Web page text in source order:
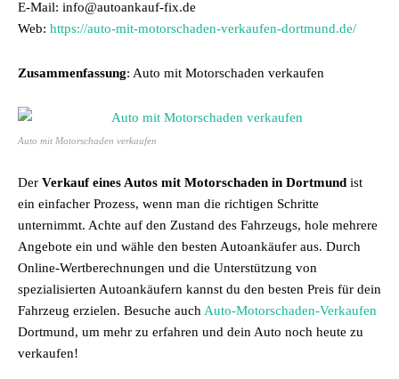
E-Mail: info@autoankauf-fix.de
Web: https://auto-mit-motorschaden-verkaufen-dortmund.de/
Zusammenfassung: Auto mit Motorschaden verkaufen
Auto mit Motorschaden verkaufen
Der Verkauf eines Autos mit Motorschaden in Dortmund ist
ein einfacher Prozess, wenn man die richtigen Schritte
unternimmt. Achte auf den Zustand des Fahrzeugs, hole mehrere
Angebote ein und wähle den besten Autoankäufer aus. Durch
Online-Wertberechnungen und die Unterstützung von
spezialisierten Autoankäufern kannst du den besten Preis für dein
Fahrzeug erzielen. Besuche auch Auto-Motorschaden-Verkaufen
Dortmund, um mehr zu erfahren und dein Auto noch heute zu
verkaufen!